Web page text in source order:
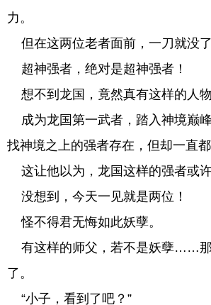
力。
但在这两位老者面前，一刀就没了
超神强者，绝对是超神强者！
想不到龙国，竟然真有这样的人
成为龙国第一武者，踏入神境巅
找神境之上的强者存在，但却一直都
这让他以为，龙国这样的强者或许
没想到，今天一见就是两位！
怪不得君无悔如此妖孽。
有这样的师父，若不是妖孽……那
了。
“小子，看到了吧？”